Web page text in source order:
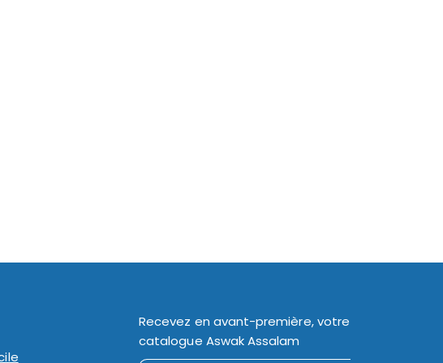
Recevez en avant-première, votre
catalogue Aswak Assalam